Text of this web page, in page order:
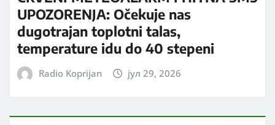
UPOZORENJA: Očekuje nas
dugotrajan toplotni talas,
temperature idu do 40 stepeni
Radio Koprijan јул 29, 2026